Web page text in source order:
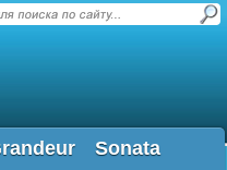
Sonata